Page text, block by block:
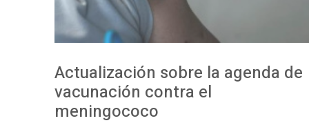
Actualización sobre la agenda de
vacunación contra el
meningococo